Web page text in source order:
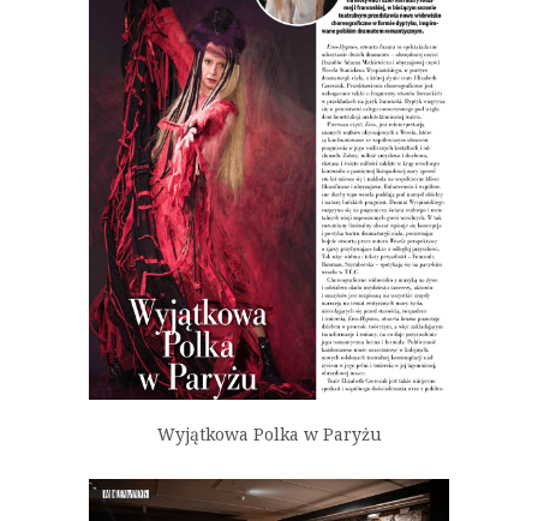
Wyjątkowa Polka w Paryżu